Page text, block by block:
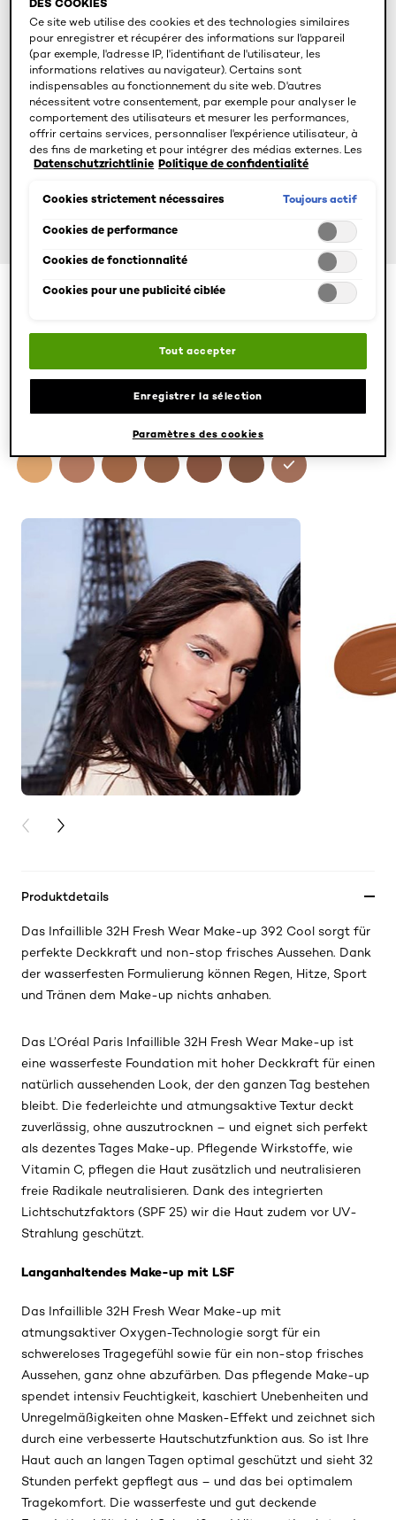
PREVIOUS CARD
NEXT CARD
Produktdetails
Das Infaillible 32H Fresh Wear Make-up 392 Cool sorgt für
perfekte Deckkraft und non-stop frisches Aussehen. Dank
der wasserfesten Formulierung können Regen, Hitze, Sport
und Tränen dem Make-up nichts anhaben.
Das L’Oréal Paris Infaillible 32H Fresh Wear Make-up ist
eine wasserfeste Foundation mit hoher Deckkraft für einen
natürlich aussehenden Look, der den ganzen Tag bestehen
bleibt. Die federleichte und atmungsaktive Textur deckt
zuverlässig, ohne auszutrocknen – und eignet sich perfekt
als dezentes Tages Make-up. Pflegende Wirkstoffe, wie
Vitamin C, pflegen die Haut zusätzlich und neutralisieren
freie Radikale neutralisieren. Dank des integrierten
Lichtschutzfaktors (SPF 25) wir die Haut zudem vor UV-
Strahlung geschützt.
Langanhaltendes Make-up mit LSF
Das Infaillible 32H Fresh Wear Make-up mit
atmungsaktiver Oxygen-Technologie sorgt für ein
schwereloses Tragegefühl sowie für ein non-stop frisches
Aussehen, ganz ohne abzufärben. Das pflegende Make-up
spendet intensiv Feuchtigkeit, kaschiert Unebenheiten und
Unregelmäßigkeiten ohne Masken-Effekt und zeichnet sich
durch eine verbesserte Hautschutzfunktion aus. So ist Ihre
Haut auch an langen Tagen optimal geschützt und sieht 32
Stunden perfekt gepflegt aus – und das bei optimalem
Tragekomfort. Die wasserfeste und gut deckende
DES COOKIES
Ce site web utilise des cookies et des technologies similaires
pour enregistrer et récupérer des informations sur l'appareil
(par exemple, l'adresse IP, l'identifiant de l'utilisateur, les
informations relatives au navigateur). Certains sont
indispensables au fonctionnement du site web. D'autres
nécessitent votre consentement, par exemple pour analyser le
comportement des utilisateurs et mesurer les performances,
offrir certains services, personnaliser l'expérience utilisateur, à
des fins de marketing et pour intégrer des médias externes. Les
cookies non indispensables peuvent être acceptés directement
»). Il est également possible de personnaliser les paramètres et
pouvez modifier votre sélection à tout moment en cliquant sur le
lien « Paramètres des cookies ». Pour plus d'informations,
veuillez consulter notre politique de confidentialité.
Datenschutzrichtlinie Politique de confidentialité
Cookies strictement nécessaires Toujours actif
Cookies de performance
Cookies de fonctionnalité
Cookies pour une publicité ciblée
Tout accepter
Enregistrer la sélection
Paramètres des cookies